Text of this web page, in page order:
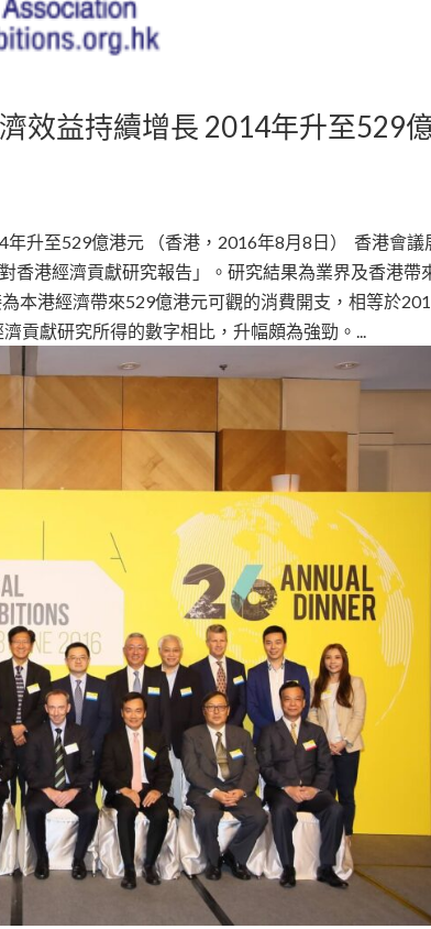
效益持續增長 2014年升至529
升至529億港元 （香港，2016年8月8日） 香港會議
香港經濟貢獻研究報告」。研究結果為業界及香港帶
本港經濟帶來529億港元可觀的消費開支，相等於
貢獻研究所得的數字相比，升幅頗為強勁。...